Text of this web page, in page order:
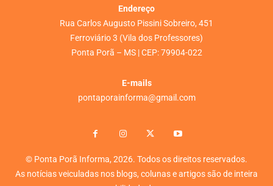
Endereço
Rua Carlos Augusto Pissini Sobreiro, 451
Ferroviário 3 (Vila dos Professores)
Ponta Porã – MS | CEP: 79904-022
E-mails
pontaporainforma@gmail.com
© Ponta Porã Informa, 2026. Todos os direitos reservados.
As notícias veiculadas nos blogs, colunas e artigos são de inteira